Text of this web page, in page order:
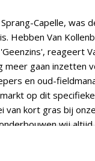
Capelle, was
Hebben Van
reageert
meer gaan inzetten
en oud-
op dit specifieke
van kort gras bij onze
wij
werken we aan de
we onder meer